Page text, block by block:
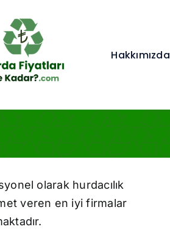
Hakkımızda
olarak hurdacılık
veren en iyi firmalar